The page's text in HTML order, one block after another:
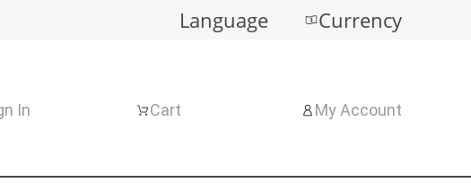
Language Currency
In Cart My Account